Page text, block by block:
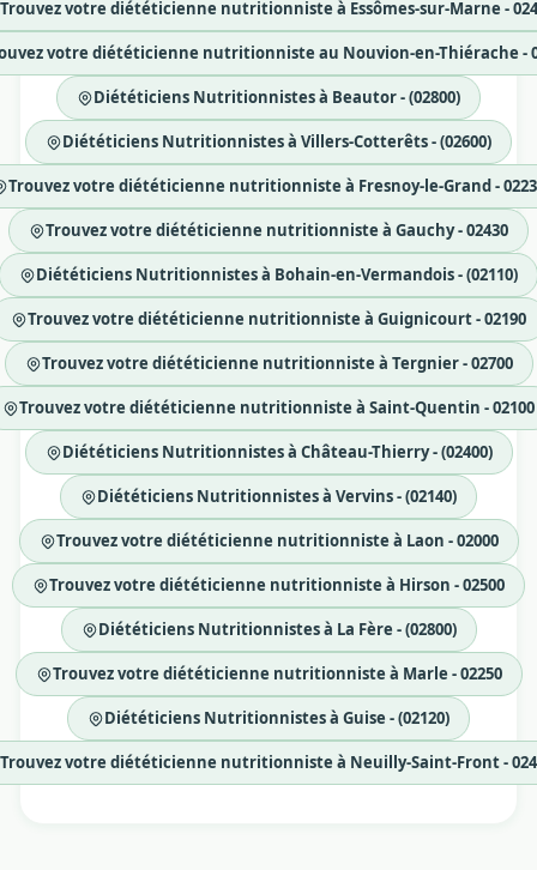
Trouvez votre diététicienne nutritionniste à Essômes-sur-Marne -
votre diététicienne nutritionniste au Nouvion-en-Thiérache -
Diététiciens Nutritionnistes à Beautor - (02800)
Diététiciens Nutritionnistes à Villers-Cotterêts - (02600)
Trouvez votre diététicienne nutritionniste à Fresnoy-le-Grand -
Trouvez votre diététicienne nutritionniste à Gauchy - 02430
Diététiciens Nutritionnistes à Bohain-en-Vermandois - (02110)
Trouvez votre diététicienne nutritionniste à Guignicourt - 02190
Trouvez votre diététicienne nutritionniste à Tergnier - 02700
Trouvez votre diététicienne nutritionniste à Saint-Quentin - 02100
Diététiciens Nutritionnistes à Château-Thierry - (02400)
Diététiciens Nutritionnistes à Vervins - (02140)
Trouvez votre diététicienne nutritionniste à Laon - 02000
Trouvez votre diététicienne nutritionniste à Hirson - 02500
Diététiciens Nutritionnistes à La Fère - (02800)
Trouvez votre diététicienne nutritionniste à Marle - 02250
Diététiciens Nutritionnistes à Guise - (02120)
Trouvez votre diététicienne nutritionniste à Neuilly-Saint-Front -